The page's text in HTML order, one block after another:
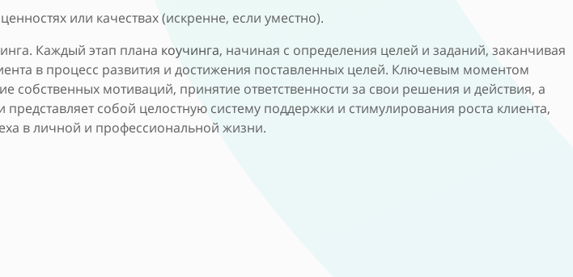
или качествах (искренне, если уместно).
Каждый этап плана коучинга, начиная с определения целей и заданий, заканчивая
в процесс развития и достижения поставленных целей. Ключевым моментом
мотиваций, принятие ответственности за свои решения и действия, а
собой целостную систему поддержки и стимулирования роста клиента,
в личной и профессиональной жизни.